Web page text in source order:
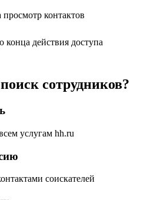
контактов
действия доступа
сотрудников?
услугам hh.ru
соискателей